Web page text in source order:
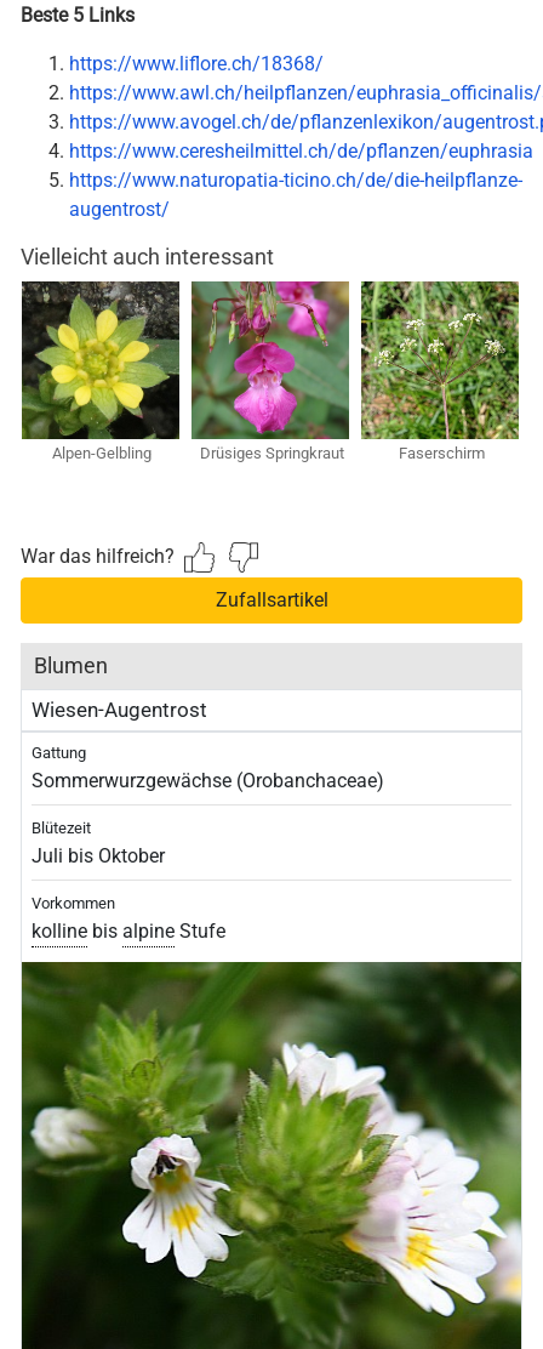
Beste 5 Links
https://www.liflore.ch/18368/
https://www.awl.ch/heilpflanzen/
https://www.avogel.ch/de/pflanzenlexikon/
https://www.ceresheilmittel.ch/de/pflanzen/euphrasia
https://www.naturopatia-ticino.ch/de/die-heilpflanze-
augentrost/
Vielleicht auch interessant
Alpen-Gelbling Drüsiges Springkraut Faserschirm
War das hilfreich?
Zufallsartikel
Blumen
Wiesen-Augentrost
Gattung
Sommerwurzgewächse (Orobanchaceae)
Blütezeit
Juli bis Oktober
Vorkommen
kolline bis alpine Stufe